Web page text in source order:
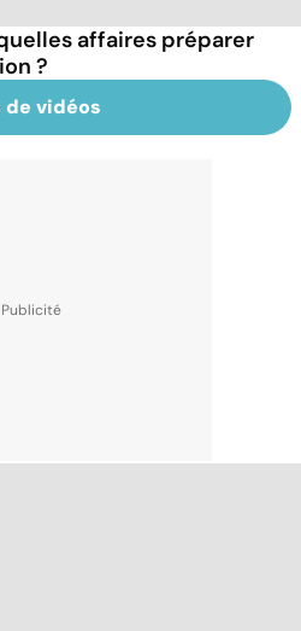
affaires préparer
?
de vidéos